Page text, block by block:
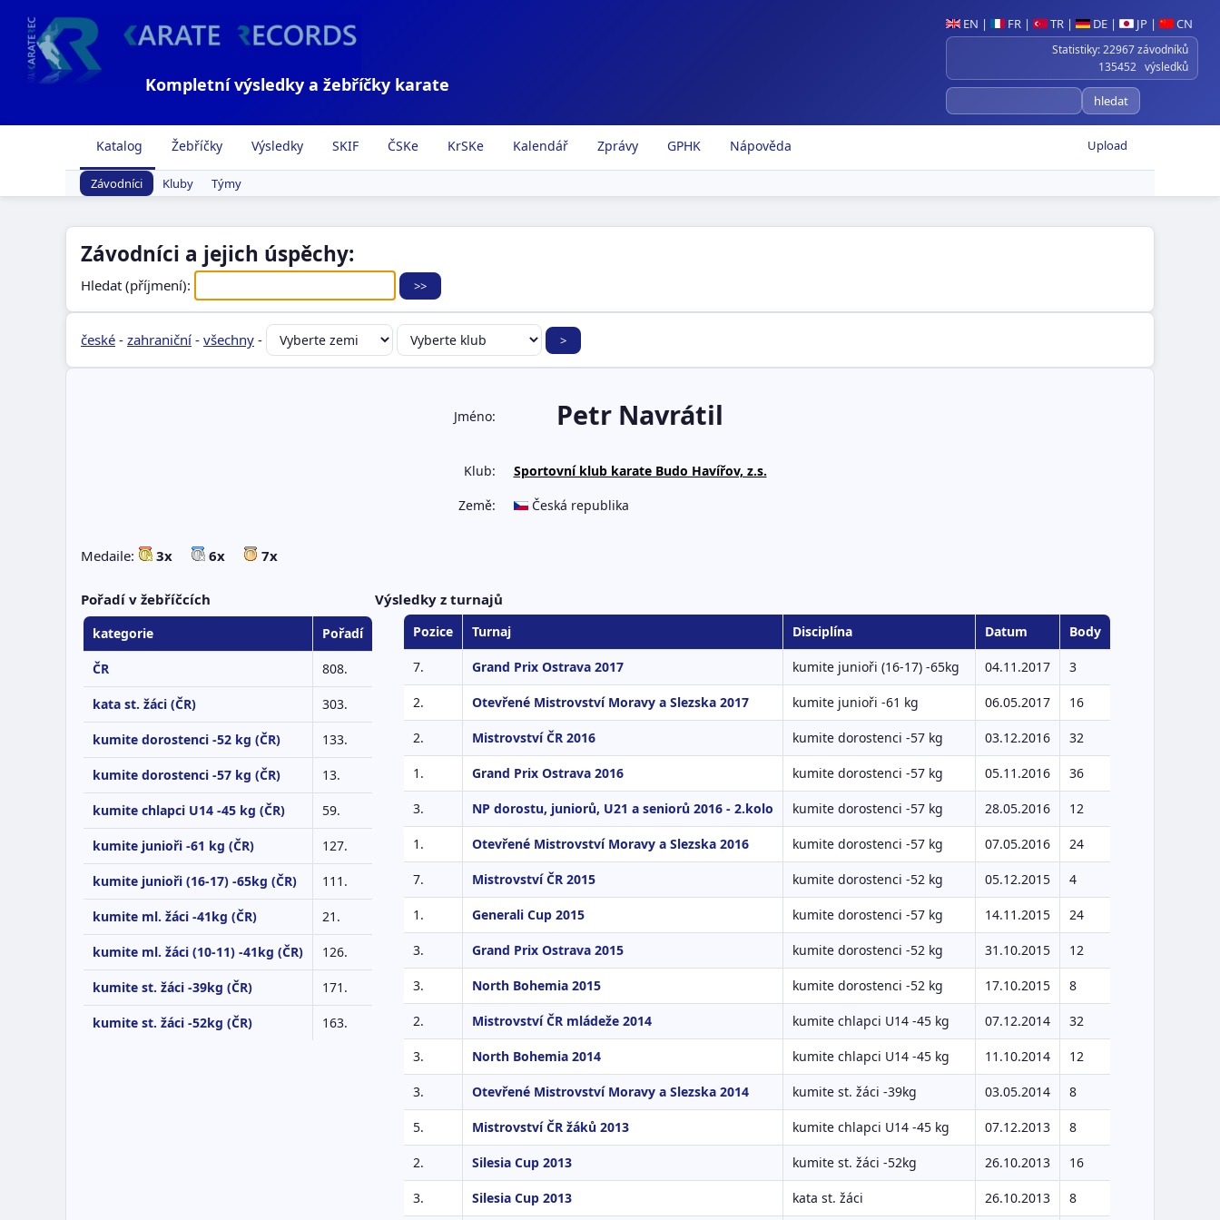
EN | FR | TR | DE | JP | CN
Statistiky: 22967 závodníků
135452 výsledků
Kompletní výsledky a žebříčky karate
Upload
Katalog Žebříčky Výsledky SKIF ČSKe KrSKe Kalendář Zprávy GPHK Nápověda
Závodníci Kluby Týmy
Závodníci a jejich úspěchy:
Hledat (příjmení):
české - zahraniční - všechny -
Jméno: Petr Navrátil
Klub:
Sportovní klub karate Budo Havířov, z.s.
Země:
Česká republika
Medaile: 3x 6x 7x
Pořadí v žebříčcích
kategorie Pořadí
ČR 808.
kata st. žáci (ČR) 303.
kumite dorostenci -52 kg (ČR) 133.
kumite dorostenci -57 kg (ČR) 13.
kumite chlapci U14 -45 kg (ČR) 59.
kumite junioři -61 kg (ČR) 127.
kumite junioři (16-17) -65kg (ČR) 111.
kumite ml. žáci -41kg (ČR) 21.
kumite ml. žáci (10-11) -41kg (ČR) 126.
kumite st. žáci -39kg (ČR) 171.
kumite st. žáci -52kg (ČR) 163.
Výsledky z turnajů
Pozice Turnaj Disciplína Datum Body
7. Grand Prix Ostrava 2017 kumite junioři (16-17) -65kg 04.11.2017 3
2. Otevřené Mistrovství Moravy a Slezska 2017 kumite junioři -61 kg 06.05.2017 16
2. Mistrovství ČR 2016 kumite dorostenci -57 kg 03.12.2016 32
1. Grand Prix Ostrava 2016 kumite dorostenci -57 kg 05.11.2016 36
3. NP dorostu, juniorů, U21 a seniorů 2016 - 2.kolo kumite dorostenci -57 kg 28.05.2016 12
1. Otevřené Mistrovství Moravy a Slezska 2016 kumite dorostenci -57 kg 07.05.2016 24
7. Mistrovství ČR 2015 kumite dorostenci -52 kg 05.12.2015 4
1. Generali Cup 2015 kumite dorostenci -57 kg 14.11.2015 24
3. Grand Prix Ostrava 2015 kumite dorostenci -52 kg 31.10.2015 12
3. North Bohemia 2015 kumite dorostenci -52 kg 17.10.2015 8
2. Mistrovství ČR mládeže 2014 kumite chlapci U14 -45 kg 07.12.2014 32
3. North Bohemia 2014 kumite chlapci U14 -45 kg 11.10.2014 12
3. Otevřené Mistrovství Moravy a Slezska 2014 kumite st. žáci -39kg 03.05.2014 8
5. Mistrovství ČR žáků 2013 kumite chlapci U14 -45 kg 07.12.2013 8
2. Silesia Cup 2013 kumite st. žáci -52kg 26.10.2013 16
3. Silesia Cup 2013 kata st. žáci 26.10.2013 8